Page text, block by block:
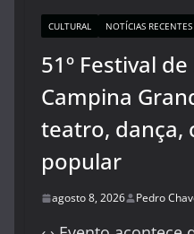
CULTURAL NOTÍCIAS RECENTES
51º Festival
Campina
teatro, dança,
popular
agosto 8, 2026 Pedro